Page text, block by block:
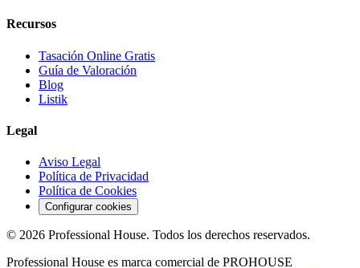
Recursos
Tasación Online Gratis
Guía de Valoración
Blog
Listik
Legal
Aviso Legal
Política de Privacidad
Política de Cookies
Configurar cookies
© 2026 Professional House. Todos los derechos reservados.
Professional House es marca comercial de PROHOUSE